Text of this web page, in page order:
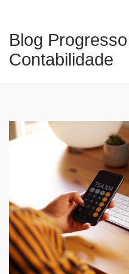
content
Blog Progresso
Contabilidade